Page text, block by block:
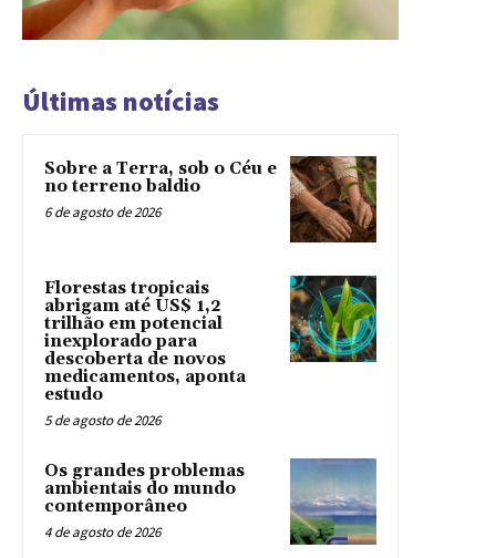
Últimas notícias
Sobre a Terra, sob o Céu e
no terreno baldio
6 de agosto de 2026
Florestas tropicais
abrigam até US$ 1,2
trilhão em potencial
inexplorado para
descoberta de novos
medicamentos, aponta
estudo
5 de agosto de 2026
Os grandes problemas
ambientais do mundo
contemporâneo
4 de agosto de 2026